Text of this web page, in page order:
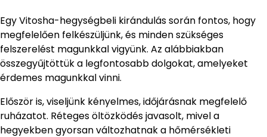
Egy Vitosha-hegységbeli kirándulás során fontos, hogy
megfelelően felkészüljünk, és minden szükséges
felszerelést magunkkal vigyünk. Az alábbiakban
összegyűjtöttük a legfontosabb dolgokat, amelyeket
érdemes magunkkal vinni.
Először is, viseljünk kényelmes, időjárásnak megfelelő
ruházatot. Réteges öltözködés javasolt, mivel a
hegyekben gyorsan változhatnak a hőmérsékleti